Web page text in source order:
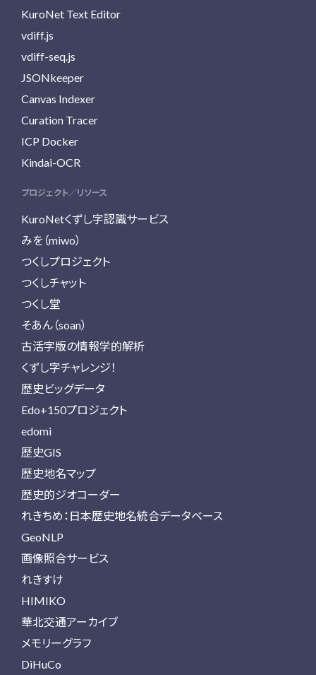
KuroNet Text Editor
vdiff.js
vdiff-seq.js
JSONkeeper
Canvas Indexer
Curation Tracer
ICP Docker
Kindai-OCR
プロジェクト／リソース
KuroNetくずし字認識サービス
みを（miwo）
つくしプロジェクト
つくしチャット
つくし堂
そあん（soan）
古活字版の情報学的解析
くずし字チャレンジ！
歴史ビッグデータ
Edo+150プロジェクト
edomi
歴史GIS
歴史地名マップ
歴史的ジオコーダー
れきちめ：日本歴史地名統合データベース
GeoNLP
画像照合サービス
れきすけ
HIMIKO
華北交通アーカイブ
メモリーグラフ
DiHuCo